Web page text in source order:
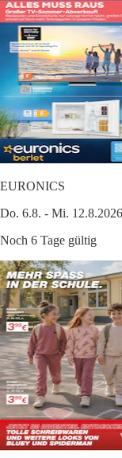
EURONICS
Do. 6.8. - Mi. 12.8.2026
Noch 6 Tage gültig